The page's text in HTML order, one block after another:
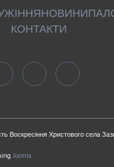
НОВИНИ
КОНТАКТИ
Воскресіння Христового села
Joomla